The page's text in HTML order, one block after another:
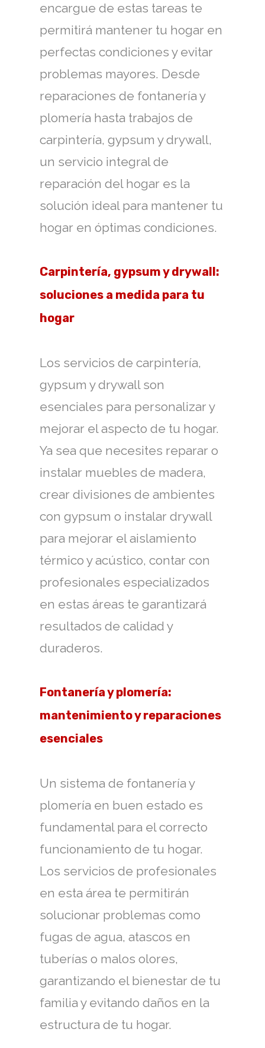
encargue de estas tareas te
permitirá mantener tu hogar en
perfectas condiciones y evitar
problemas mayores. Desde
reparaciones de fontanería y
plomería hasta trabajos de
carpintería, gypsum y drywall,
un servicio integral de
reparación del hogar es la
solución ideal para mantener tu
hogar en óptimas condiciones.
Carpintería, gypsum y drywall:
soluciones a medida para tu
hogar
Los servicios de carpintería,
gypsum y drywall son
esenciales para personalizar y
mejorar el aspecto de tu hogar.
Ya sea que necesites reparar o
instalar muebles de madera,
crear divisiones de ambientes
con gypsum o instalar drywall
para mejorar el aislamiento
térmico y acústico, contar con
profesionales especializados
en estas áreas te garantizará
resultados de calidad y
duraderos.
Fontanería y plomería:
mantenimiento y reparaciones
esenciales
Un sistema de fontanería y
plomería en buen estado es
fundamental para el correcto
funcionamiento de tu hogar.
Los servicios de profesionales
en esta área te permitirán
solucionar problemas como
fugas de agua, atascos en
tuberías o malos olores,
garantizando el bienestar de tu
familia y evitando daños en la
estructura de tu hogar.